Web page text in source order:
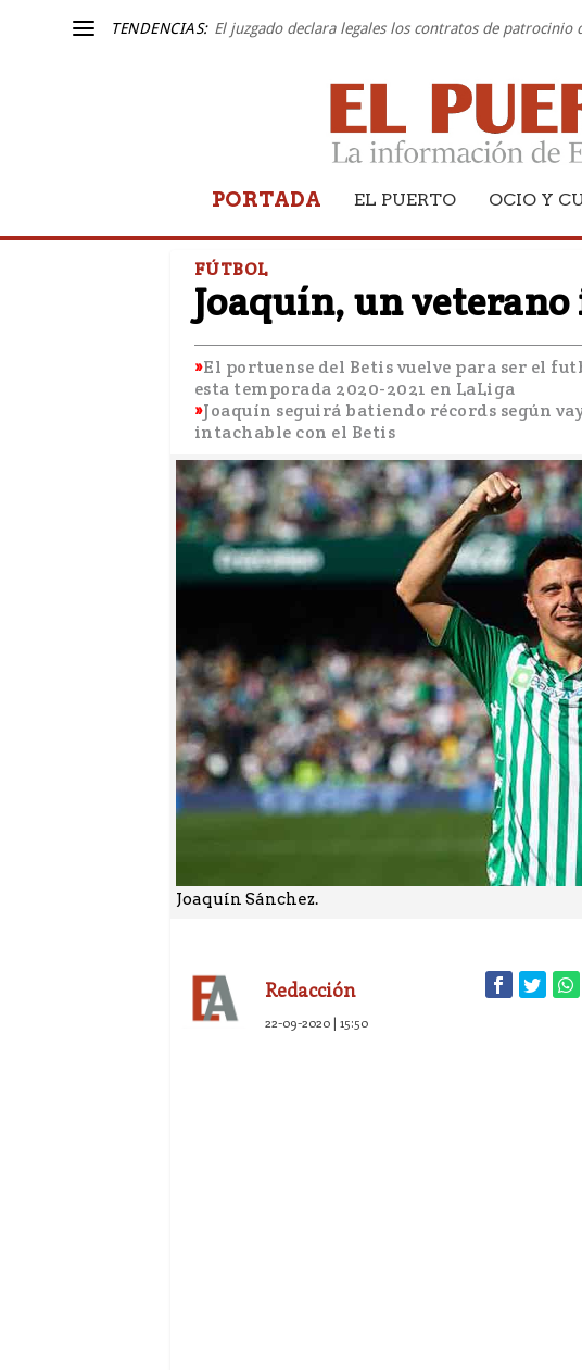
TENDENCIAS: El juzgado declara legales los contratos de
PORTADA EL PUERTO OCIO Y
FÚTBOL
Joaquín, un
El portuense del Betis vuelve para ser el
esta temporada 2020-2021 en LaLiga
Joaquín seguirá batiendo récords según
intachable con el Betis
Joaquín Sánchez.
Redacción
22-09-2020 | 15:50